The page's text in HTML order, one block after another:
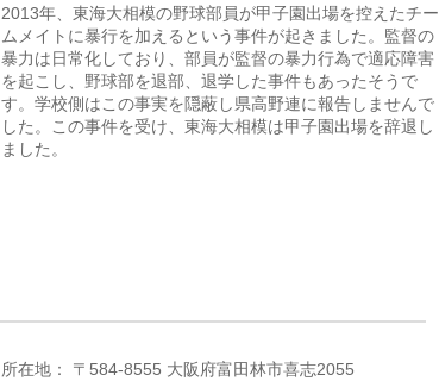
2013年、東海大相模の野球部員が甲子園出場を控えたチー
ムメイトに暴行を加えるという事件が起きました。監督の
暴力は日常化しており、部員が監督の暴力行為で適応障害
を起こし、野球部を退部、退学した事件もあったそうで
す。学校側はこの事実を隠蔽し県高野連に報告しませんで
した。この事件を受け、東海大相模は甲子園出場を辞退し
ました。
所在地： 〒584-8555 大阪府富田林市喜志2055